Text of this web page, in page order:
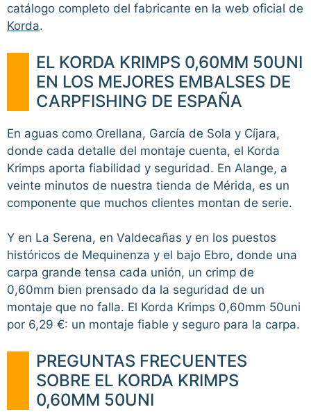
catálogo completo del fabricante en la web oficial de
Korda.
EL KORDA KRIMPS 0,60MM 50UNI
EN LOS MEJORES EMBALSES DE
CARPFISHING DE ESPAÑA
En aguas como Orellana, García de Sola y Cíjara,
donde cada detalle del montaje cuenta, el Korda
Krimps aporta fiabilidad y seguridad. En Alange, a
veinte minutos de nuestra tienda de Mérida, es un
componente que muchos clientes montan de serie.
Y en La Serena, en Valdecañas y en los puestos
históricos de Mequinenza y el bajo Ebro, donde una
carpa grande tensa cada unión, un crimp de
0,60mm bien prensado da la seguridad de un
montaje que no falla. El Korda Krimps 0,60mm 50uni
por 6,29 €: un montaje fiable y seguro para la carpa.
PREGUNTAS FRECUENTES
SOBRE EL KORDA KRIMPS
0,60MM 50UNI